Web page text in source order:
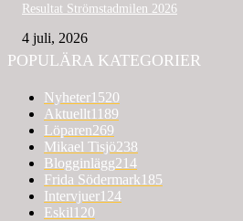
Resultat Strömstadmilen 2026
4 juli, 2026
POPULÄRA KATEGORIER
Nyheter1520
Aktuellt1189
Löparen269
Mikael Tisjö238
Blogginlägg214
Frida Södermark185
Intervjuer124
Eskil120